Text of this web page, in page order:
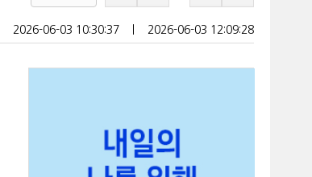
2026-06-03 10:30:37 2026-06-03 12:09:28